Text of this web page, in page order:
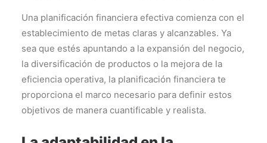
Una planificación financiera efectiva comienza con el
establecimiento de metas claras y alcanzables. Ya
sea que estés apuntando a la expansión del negocio,
la diversificación de productos o la mejora de la
eficiencia operativa, la planificación financiera te
proporciona el marco necesario para definir estos
objetivos de manera cuantificable y realista.